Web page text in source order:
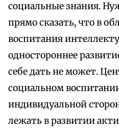
социальные знания.
прямо сказать, что в
воспитания
одностороннее
себе дать не может.
социальном
индивидуальной
лежать в развитии